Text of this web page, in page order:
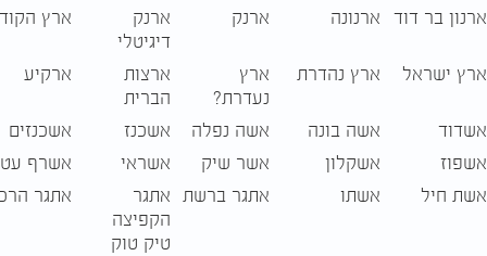
ארנון בר דוד ארנונה ארנק
ארנק
דיגיטלי
ארץ
ארץ ישראל ארץ נהדרת
ארץ
נעדרת?
ארצות
הברית
ארקיע
אשדוד אשה בונה אשה נפלה אשכנז
אשכנזים
אשפוז
אשקלון אשר שיק אשראי
אשרף
אשת חיל
אשתו אתגר ברשת אתגר
הקפיצה
טיק טוק
אתגר